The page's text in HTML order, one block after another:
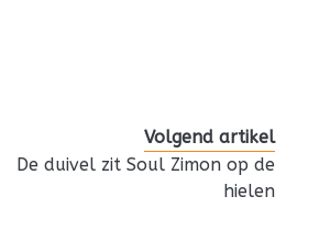
Volgend artikel
De duivel zit Soul Zimon op de
hielen